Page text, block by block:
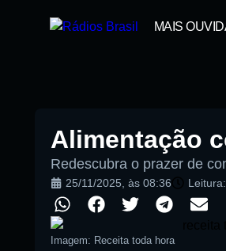
MAIS
Alimentação
Redescubra o prazer de
25/11/2025 , às 08:36
Imagem: Receita toda hora